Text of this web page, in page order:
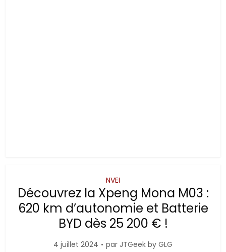
NVEI
Découvrez la Xpeng Mona M03 :
620 km d’autonomie et Batterie
BYD dès 25 200 € !
4 juillet 2024 par JTGeek by GLG